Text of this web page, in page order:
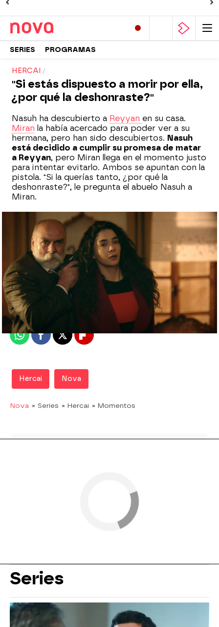
SERIES PROGRAMAS
HERCAI
"Si estás dispuesto a morir por ella,
¿por qué la deshonraste?"
Nasuh ha descubierto a Reyyan en su casa.
Miran la había acercado para poder ver a su
hermana, pero han sido descubiertos. Nasuh
está decidido a cumplir su promesa de matar
a Reyyan, pero Miran llega en el momento justo
para intentar evitarlo. Ambos se apuntan con la
pistola. "Si la querías tanto, ¿por qué la
deshonraste?", le pregunta el abuelo Nasuh a
Miran.
Nova
Madrid
Publicado: 26 de enero de 2020, 22:09
WhatsappFacebook
X Flipboard
Hercai Nova
Nova » Series » Hercai » Momentos
Series